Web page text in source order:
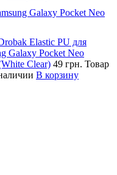
Galaxy Pocket Neo
Elastic PU для
Galaxy Pocket Neo
Clear) 49 грн. Товар
В корзину